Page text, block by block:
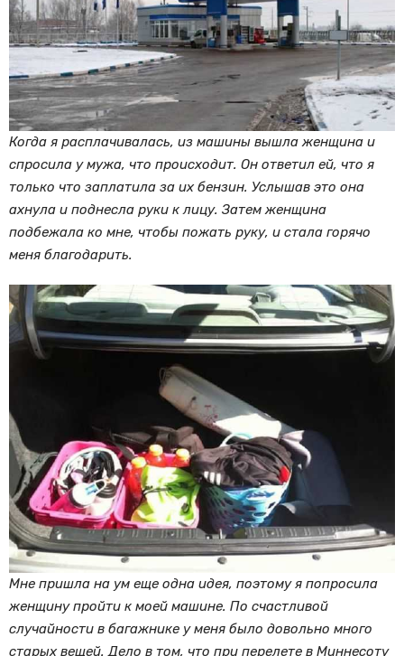
Когда я расплачивалась, из машины вышла женщина и
спросила у мужа, что происходит. Он ответил ей, что я
только что заплатила за их бензин. Услышав это она
ахнула и поднесла руки к лицу. Затем женщина
подбежала ко мне, чтобы пожать руку, и стала горячо
меня благодарить.
Мне пришла на ум еще одна идея, поэтому я попросила
женщину пройти к моей машине. По счастливой
случайности в багажнике у меня было довольно много
старых вещей. Дело в том, что при перелете в Миннесоту